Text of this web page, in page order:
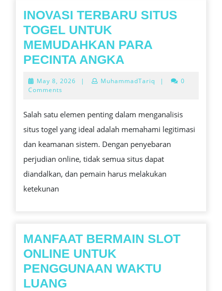
SMARTPHONE
INOVASI TERBARU SITUS
TOGEL UNTUK
MEMUDAHKAN PARA
PECINTA ANGKA
SITUS
UNTUK
MEMUDAHKAN
PARA
PECINTA
ANGKA
May 8, 2026 May
| MuhammadTariq |
0
Comments
Salah satu elemen penting dalam menganalisis
situs togel yang ideal adalah memahami legitimasi
dan keamanan sistem. Dengan penyebaran
perjudian online, tidak semua situs dapat
diandalkan, dan pemain harus melakukan
ketekunan
MANFAAT BERMAIN SLOT
ONLINE UNTUK
PENGGUNAAN WAKTU
LUANG